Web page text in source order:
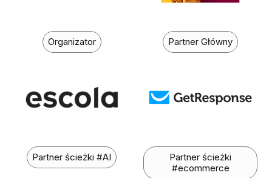
Organizator Partner Główny
Partner ścieżki #AI
Partner ścieżki
#ecommerce